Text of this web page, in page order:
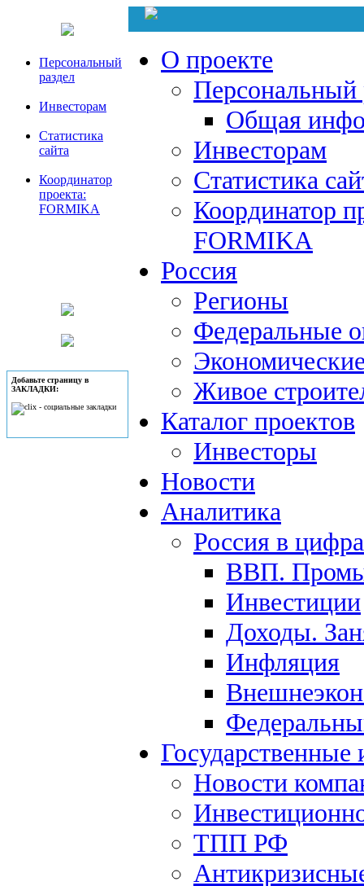
Персональный
раздел
Инвесторам
Статистика
сайта
Координатор
проекта:
FORMIKA
Добавьте страницу в
ЗАКЛАДКИ:
О проекте
Персональный
Общая
Инвесторам
Статистика
Координатор
FORMIKA
Россия
Регионы
Федеральные
Живое
Каталог проектов
Инвесторы
Новости
Аналитика
Россия в
ВВП.
Инвестиции
Доходы.
Инфляция
Новости
ТПП РФ